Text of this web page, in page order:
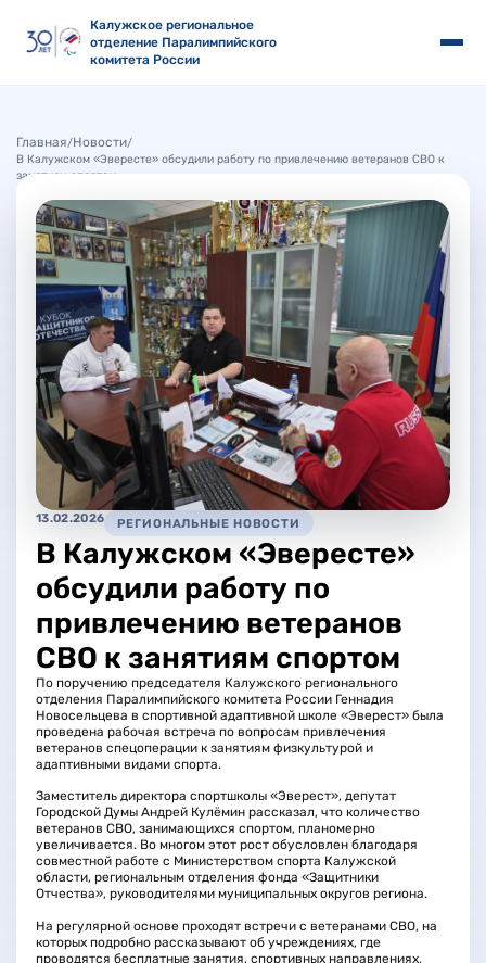
Калужское региональное
отделение Паралимпийского
комитета России
Главная/Новости/
В Калужском «Эвересте» обсудили работу по привлечению ветеранов СВО к
занятиям спортом
13.02.2026 РЕГИОНАЛЬНЫЕ НОВОСТИ
В Калужском «Эвересте»
обсудили работу по
привлечению ветеранов
СВО к занятиям спортом
По поручению председателя Калужского регионального
отделения Паралимпийского комитета России Геннадия
Новосельцева в спортивной адаптивной школе «Эверест» была
проведена рабочая встреча по вопросам привлечения
ветеранов спецоперации к занятиям физкультурой и
адаптивными видами спорта.
Заместитель директора спортшколы «Эверест», депутат
Городской Думы Андрей Кулёмин рассказал, что количество
ветеранов СВО, занимающихся спортом, планомерно
увеличивается. Во многом этот рост обусловлен благодаря
совместной работе с Министерством спорта Калужской
области, региональным отделения фонда «Защитники
Отчества», руководителями муниципальных округов региона.
На регулярной основе проходят встречи с ветеранами СВО, на
которых подробно рассказывают об учреждениях, где
проводятся бесплатные занятия, спортивных направлениях,